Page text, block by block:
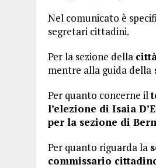
Nel comunicato è
segretari cittadini.
Per la sezione della
mentre alla guida della
Per quanto concerne il
l’elezione di Isaia
per la sezione di
Per quanto riguarda la
commissario